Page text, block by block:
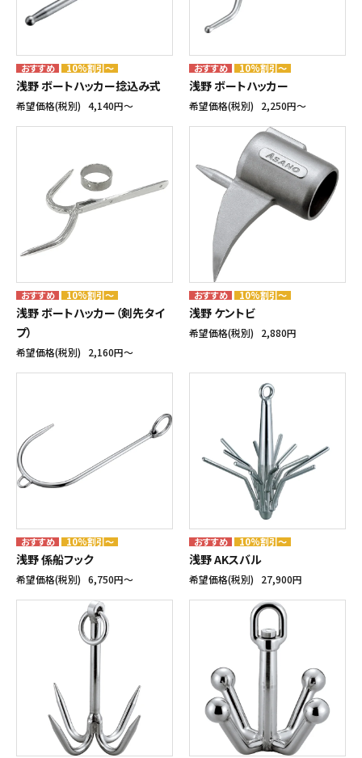
10%割引～
浅野 ボートハッカー捻込み式
希望価格(税別) 4,140円〜
10%割引～
浅野 ボートハッカー
希望価格(税別) 2,250円〜
10%割引～
浅野 ボートハッカー（剣先タイ
プ）
希望価格(税別) 2,160円〜
10%割引～
浅野 ケントビ
希望価格(税別) 2,880円
10%割引～
浅野 係船フック
希望価格(税別) 6,750円〜
10%割引～
浅野 AKスバル
希望価格(税別) 27,900円